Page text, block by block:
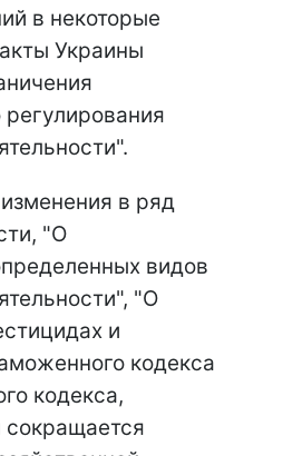
в некоторые
Украины
регулирования
в ряд
"О
видов
"О
и
кодекса
кодекса,
сокращается